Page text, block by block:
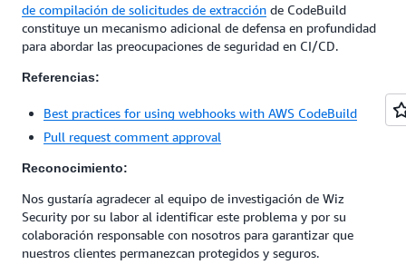
de compilación de solicitudes de extracción de CodeBuild
constituye un mecanismo adicional de defensa en profundidad
para abordar las preocupaciones de seguridad en CI/CD.
Referencias:
Best practices for using webhooks with AWS CodeBuild
Pull request comment approval
Reconocimiento:
Nos gustaría agradecer al equipo de investigación de Wiz
Security por su labor al identificar este problema y por su
colaboración responsable con nosotros para garantizar que
nuestros clientes permanezcan protegidos y seguros.